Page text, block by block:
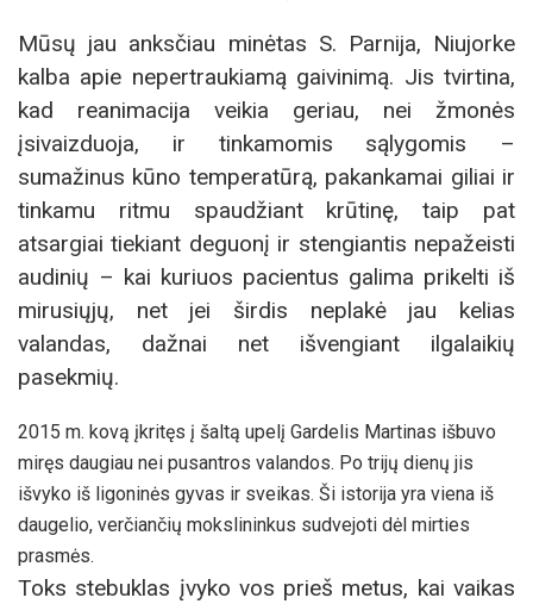
Mūsų jau anksčiau minėtas S. Parnija, Niujorke
kalba apie nepertraukiamą gaivinimą. Jis tvirtina,
kad reanimacija veikia geriau, nei žmonės
įsivaizduoja, ir tinkamomis sąlygomis –
sumažinus kūno temperatūrą, pakankamai giliai ir
tinkamu ritmu spaudžiant krūtinę, taip pat
atsargiai tiekiant deguonį ir stengiantis nepažeisti
audinių – kai kuriuos pacientus galima prikelti iš
mirusiųjų, net jei širdis neplakė jau kelias
valandas, dažnai net išvengiant ilgalaikių
pasekmių.
2015 m. kovą įkritęs į šaltą upelį Gardelis Martinas išbuvo
miręs daugiau nei pusantros valandos. Po trijų dienų jis
išvyko iš ligoninės gyvas ir sveikas. Ši istorija yra viena iš
daugelio, verčiančių mokslininkus sudvejoti dėl mirties
prasmės.
Toks stebuklas įvyko vos prieš metus, kai vaikas